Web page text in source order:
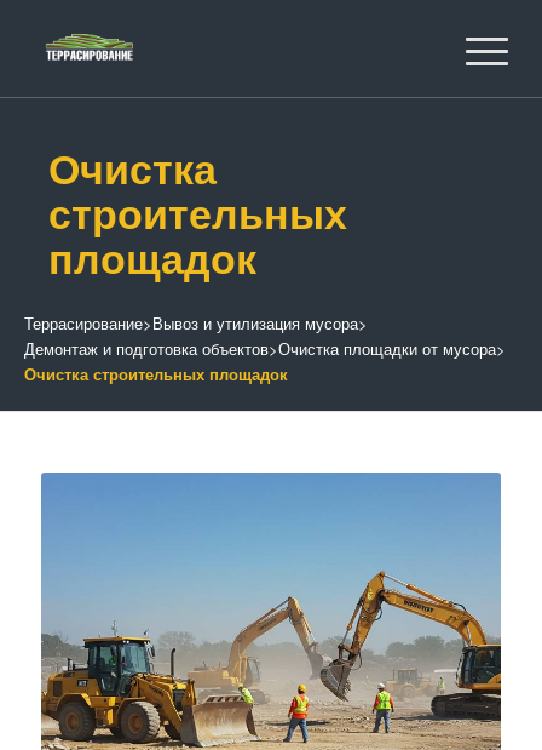
Очистка
строительных
площадок
Террасирование>Вывоз и утилизация мусора>
Демонтаж и подготовка объектов>Очистка площадки от мусора>
Очистка строительных площадок